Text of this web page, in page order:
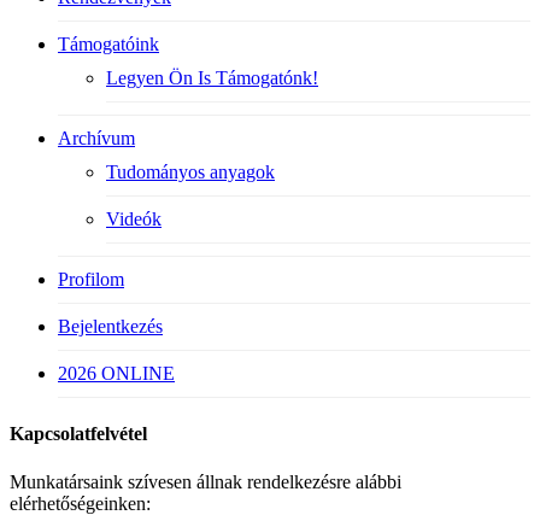
Támogatóink
Legyen Ön Is Támogatónk!
Archívum
Tudományos anyagok
Videók
Profilom
Bejelentkezés
2026 ONLINE
Kapcsolatfelvétel
Munkatársaink szívesen állnak rendelkezésre alábbi
elérhetőségeinken: